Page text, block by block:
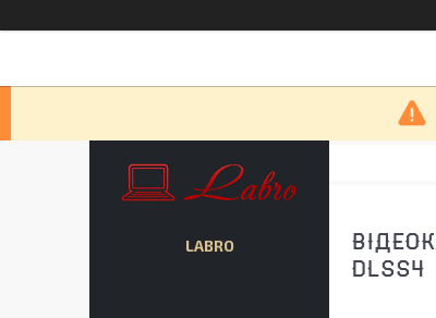
DLSS4
LABRO